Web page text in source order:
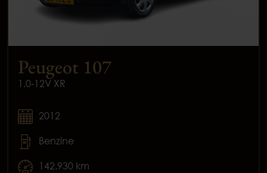
Peugeot 107
1.0-12V XR
2012
Benzine
142.930 km